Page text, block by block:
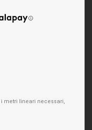
metri lineari necessari,